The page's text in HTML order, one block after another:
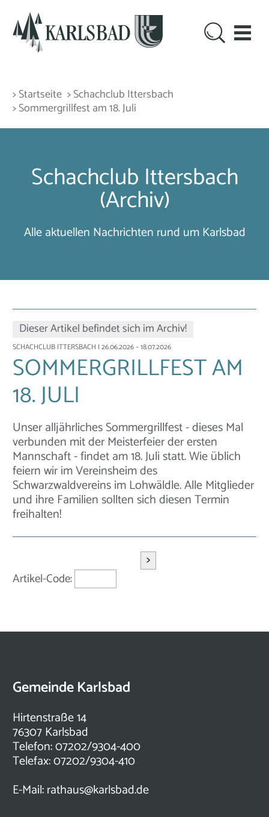
> Startseite > Schachclub Ittersbach
> Sommergrillfest am 18. Juli
Schachclub Ittersbach
(Archiv)
Alle aktuellen Nachrichten rund um Karlsbad
Dieser Artikel befindet sich im Archiv!
SCHACHCLUB ITTERSBACH | 26.06.2026 – 18.07.2026
SOMMERGRILLFEST AM
18. JULI
Unser alljährliches Sommergrillfest - dieses Mal
verbunden mit der Meisterfeier der ersten
Mannschaft - findet am 18. Juli statt. Wie üblich
feiern wir im Vereinsheim des
Schwarzwaldvereins im Lohwäldle. Alle Mitglieder
und ihre Familien sollten sich diesen Termin
freihalten!
Artikel-Code:
>
Gemeinde Karlsbad
Hirtenstraße 14
76307 Karlsbad
Telefon: 07202/9304-400
Telefax: 07202/9304-410
E-Mail:rathaus@karlsbad.de